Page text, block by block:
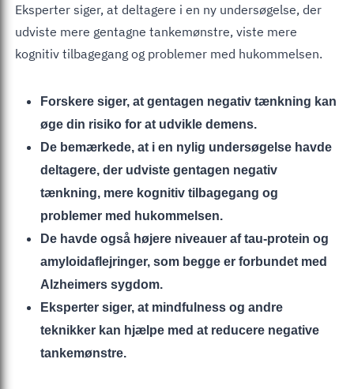
Eksperter siger, at deltagere i en ny undersøgelse, der
udviste mere gentagne tankemønstre, viste mere
kognitiv tilbagegang og problemer med hukommelsen.
Forskere siger, at gentagen negativ tænkning kan
øge din risiko for at udvikle demens.
De bemærkede, at i en nylig undersøgelse havde
deltagere, der udviste gentagen negativ
tænkning, mere kognitiv tilbagegang og
problemer med hukommelsen.
De havde også højere niveauer af tau-protein og
amyloidaflejringer, som begge er forbundet med
Alzheimers sygdom.
Eksperter siger, at mindfulness og andre
teknikker kan hjælpe med at reducere negative
tankemønstre.